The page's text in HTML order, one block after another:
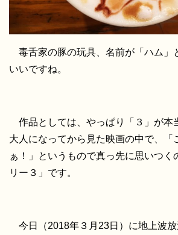
毒舌家の豚の玩具、名前が「ハム」
いいですね。
作品としては、やっぱり「３」が本
大人になってから見た映画の中で、「
ぁ！」というもので真っ先に思いつく
リー３」です。
今日（2018年３月23日）に地上波放